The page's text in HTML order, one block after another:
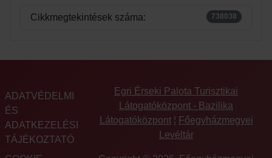
Cikkmegtekintések száma: 738038
ADATVÉDELMI
ÉS
ADATKEZELÉSI
TÁJÉKOZTATÓ
Egri Érseki Palota Turisztikai
Látogatóközpont - Bazilika
Látogatóközpont¦ Főegyházmegyei
Levéltár